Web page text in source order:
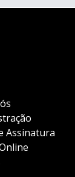
Assinatura